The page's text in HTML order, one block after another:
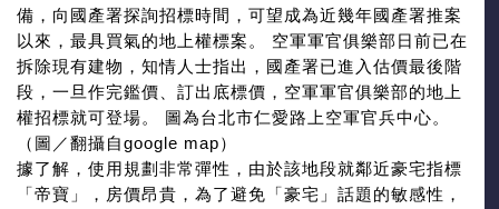
備，向國產署探詢招標時間，可望成為近幾年國產署推案
以來，最具買氣的地上權標案。 空軍軍官俱樂部日前已在
拆除現有建物，知情人士指出，國產署已進入估價最後階
段，一旦作完鑑價、訂出底標價，空軍軍官俱樂部的地上
權招標就可登場。 圖為台北市仁愛路上空軍官兵中心。
（圖／翻攝自google map）
據了解，使用規劃非常彈性，由於該地段就鄰近豪宅指標
「帝寶」，房價昂貴，為了避免「豪宅」話題的敏感性，